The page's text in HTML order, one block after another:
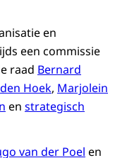
en
een commissie
raad Bernard
Hoek, Marjolein
en strategisch
van der Poel en